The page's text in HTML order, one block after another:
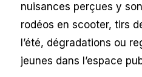
nuisances perçues y
rodéos en scooter, tirs
l’été, dégradations ou
jeunes dans l’espace